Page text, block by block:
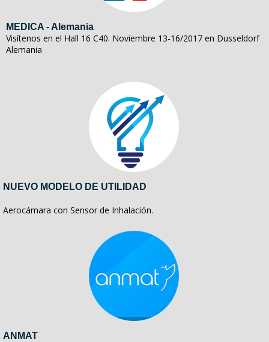
MEDICA - Alemania
Visítenos en el Hall 16 C40. Noviembre 13-16/2017 en Dusseldorf
Alemania
NUEVO MODELO DE UTILIDAD
Aerocámara con Sensor de Inhalación.
ANMAT